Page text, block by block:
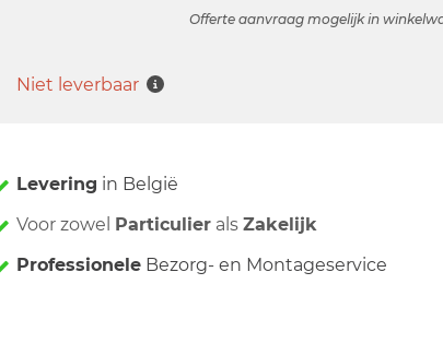
Offerte aanvraag mogelijk in
Niet leverbaar
Levering in België
Voor zowel Particulier alsZakelijk
Professionele Bezorg- en Montageservice